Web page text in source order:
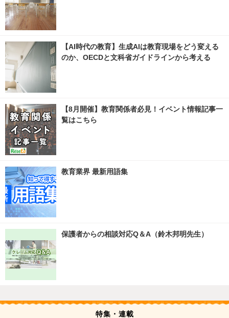
【AI時代の教育】生成AIは教育現場をどう変える
のか、OECDと文科省ガイドラインから考える
【8月開催】教育関係者必見！イベント情報記事一
覧はこちら
教育業界 最新用語集
保護者からの相談対応Q＆A（鈴木邦明先生）
特集・連載